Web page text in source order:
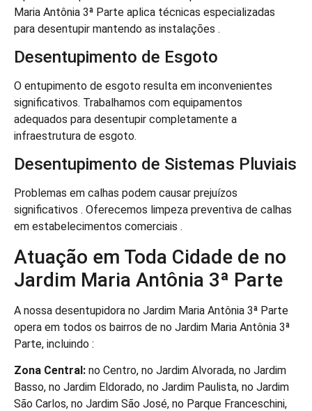
Maria Antônia 3ª Parte aplica técnicas especializadas
para desentupir mantendo as instalações .
Desentupimento de Esgoto
O entupimento de esgoto resulta em inconvenientes
significativos. Trabalhamos com equipamentos
adequados para desentupir completamente a
infraestrutura de esgoto.
Desentupimento de Sistemas Pluviais
Problemas em calhas podem causar prejuízos
significativos . Oferecemos limpeza preventiva de calhas
em estabelecimentos comerciais .
Atuação em Toda Cidade de no
Jardim Maria Antônia 3ª Parte
A nossa desentupidora no Jardim Maria Antônia 3ª Parte
opera em todos os bairros de no Jardim Maria Antônia 3ª
Parte, incluindo :
Zona Central: no Centro, no Jardim Alvorada, no Jardim
Basso, no Jardim Eldorado, no Jardim Paulista, no Jardim
São Carlos, no Jardim São José, no Parque Franceschini,